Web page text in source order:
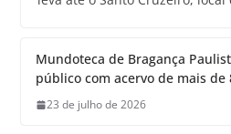
Mundoteca de Bragança
público com acervo de mais de
23 de julho de 2026